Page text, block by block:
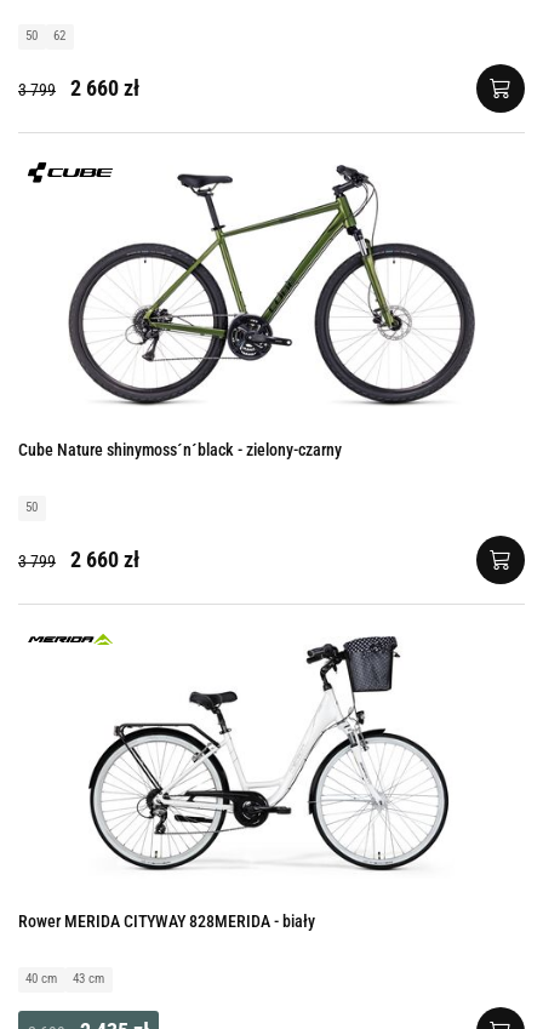
50 62
3 799 2 660 zł
Cube Nature shinymoss´n´black - zielony-czarny
50
3 799 2 660 zł
Rower MERIDA CITYWAY 828MERIDA - biały
40 cm 43 cm